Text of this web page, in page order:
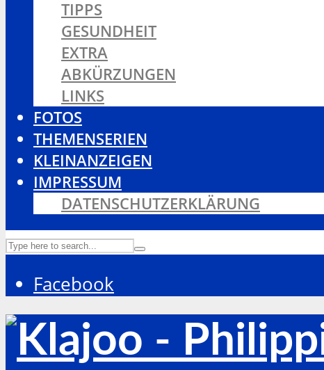
TIPPS
GESUNDHEIT
EXTRA
ABKÜRZUNGEN
LINKS
FOTOS
THEMENSERIEN
KLEINANZEIGEN
IMPRESSUM
DATENSCHUTZERKLÄRUNG
Facebook